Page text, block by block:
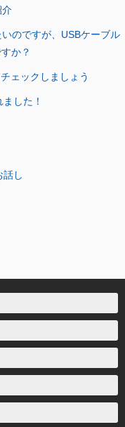
介
のですが、USBケーブル
か？
ェックしましょう
した！
し